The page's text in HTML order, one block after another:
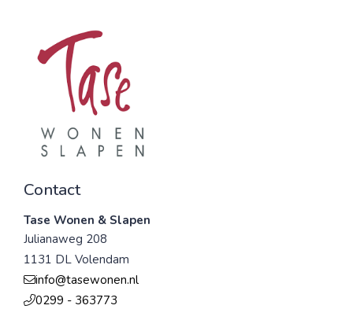
Contact
Tase Wonen & Slapen
Julianaweg 208
1131 DL Volendam
info@tasewonen.nl
0299 - 363773